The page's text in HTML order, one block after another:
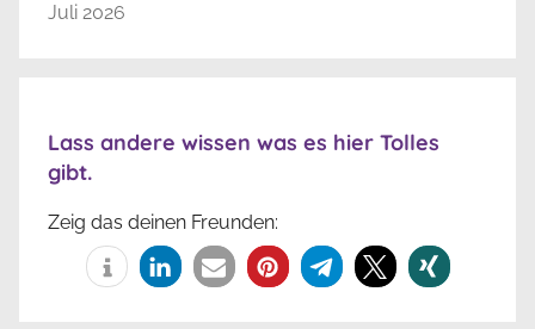
Juli 2026
Lass andere wissen was es hier Tolles
gibt.
Zeig das deinen Freunden: